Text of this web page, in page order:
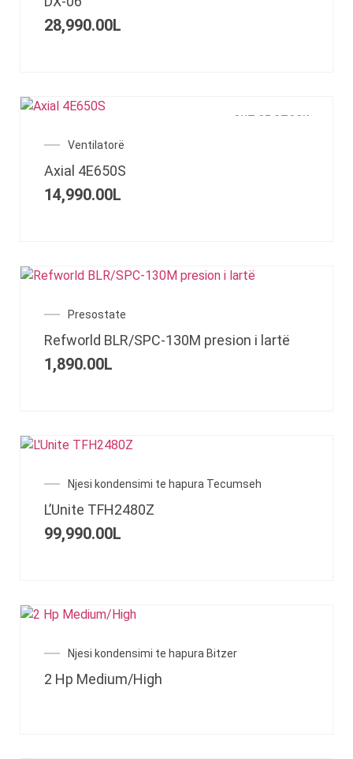
28,990.00L
OUT OF STOCK
Ventilatorë
Axial 4E650S
14,990.00L
Presostate
Refworld BLR/SPC-130M presion i lartë
1,890.00L
Njesi kondensimi te hapura Tecumseh
L’Unite TFH2480Z
99,990.00L
Njesi kondensimi te hapura Bitzer
2 Hp Medium/High